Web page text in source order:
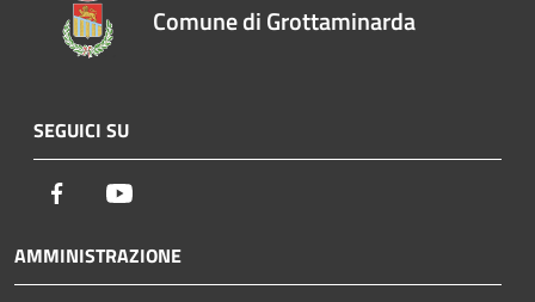
Comune di Grottaminarda
SEGUICI SU
Facebook
AMMINISTRAZIONE